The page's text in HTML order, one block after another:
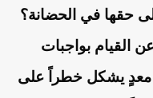
القيام بواجبات
معدٍ يشكل خطراً على